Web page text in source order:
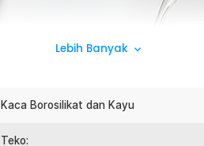
Lebih Banyak
Kaca Borosilikat dan Kayu
Teko: